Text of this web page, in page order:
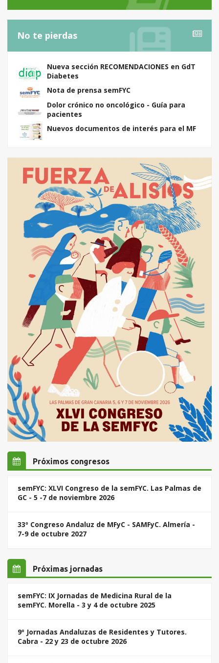
No te pierdas
Nueva sección RECOMENDACIONES en GdT
Diabetes
Nota de prensa semFYC
Dolor crónico no oncológico - Guía para
pacientes
Nuevos documentos de interés para el MF
Próximos congresos
semFYC: XLVI Congreso de la semFYC. Las Palmas de
GC - 5 -7 de noviembre 2026
33º Congreso Andaluz de MFyC - SAMFyC. Almería -
7-9 de octubre 2027
Próximas jornadas
semFYC: IX Jornadas de Medicina Rural de la
semFYC. Morella - 3 y 4 de octubre 2025
9º Jornadas Andaluzas de Residentes y Tutores.
Cabra - 22 y 23 de octubre 2026